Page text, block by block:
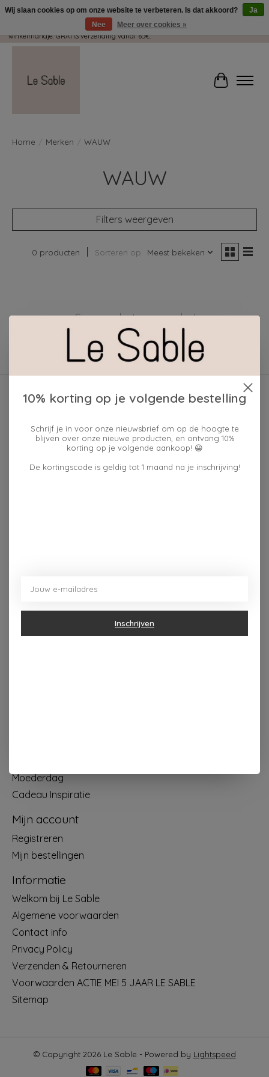
Wij pakken met plezier jouw kadootjes GRATIS in! Duid dit zeker aan in je
winkelmandje. GRATIS verzending vanaf 65€.
Home Merken WAUW
WAUW
Filters weergeven
0 producten Sorteren op Meest bekeken
Geen producten gevonden!
Moederdag
Cadeau Inspiratie
Mijn account
Registreren
Mijn bestellingen
Informatie
Welkom bij Le Sable
Algemene voorwaarden
Contact info
Privacy Policy
Verzenden & Retourneren
Voorwaarden ACTIE MEI 5 JAAR LE SABLE
Sitemap
© Copyright 2026 Le Sable - Powered by Lightspeed
Wij slaan cookies op om onze website te verbeteren. Is dat akkoord?
Ja
Nee
Meer over cookies »
10% korting op je volgende bestelling
Schrijf je in voor onze nieuwsbrief om op de hoogte te
blijven over onze nieuwe producten, en ontvang 10%
korting op je volgende aankoop! 😀
De kortingscode is geldig tot 1 maand na je inschrijving!
Inschrijven